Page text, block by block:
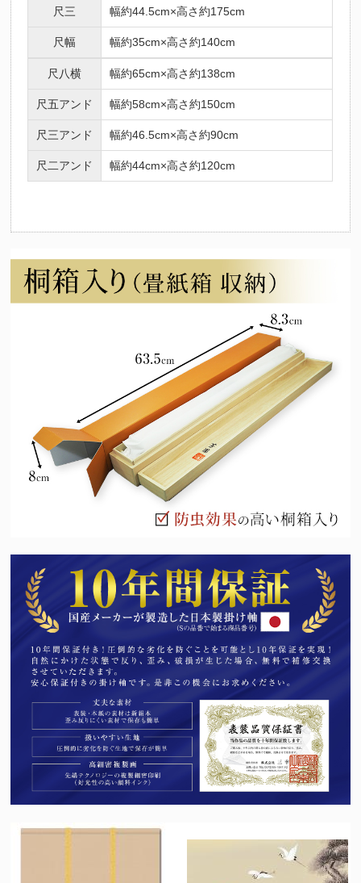
尺三 幅約44.5cm×高さ約175cm
尺幅 幅約35cm×高さ約140cm
尺八横 幅約65cm×高さ約138cm
尺五アンド 幅約58cm×高さ約150cm
尺三アンド 幅約46.5cm×高さ約90cm
尺二アンド 幅約44cm×高さ約120cm